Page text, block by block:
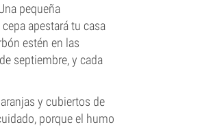
pequeña
apestará tu casa
estén en las
septiembre, y cada
y cubiertos de
porque el humo